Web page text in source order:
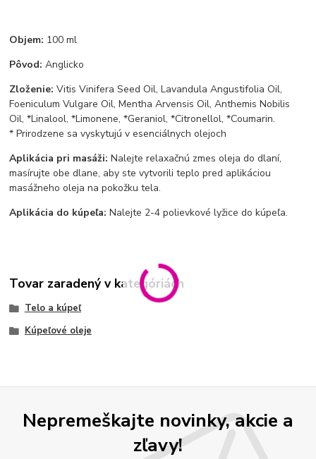
Objem: 100 ml
Pôvod: Anglicko
Zloženie: Vitis Vinifera Seed Oil, Lavandula Angustifolia Oil,
Foeniculum Vulgare Oil, Mentha Arvensis Oil, Anthemis Nobilis
Oil, *Linalool, *Limonene, *Geraniol, *Citronellol, *Coumarin.
*Prirodzene sa vyskytujú v esenciálnych olejoch
Aplikácia pri masáži: Nalejte relaxačnú zmes oleja do dlaní,
masírujte obe dlane, aby ste vytvorili teplo pred aplikáciou
masážneho oleja na pokožku tela.
Aplikácia do kúpeľa: Nalejte 2-4 polievkové lyžice do kúpeľa.
Tovar zaradený v kategóriách
Telo a kúpeľ
Kúpeľové oleje
Nepremeškajte novinky, akcie a
zľavy!